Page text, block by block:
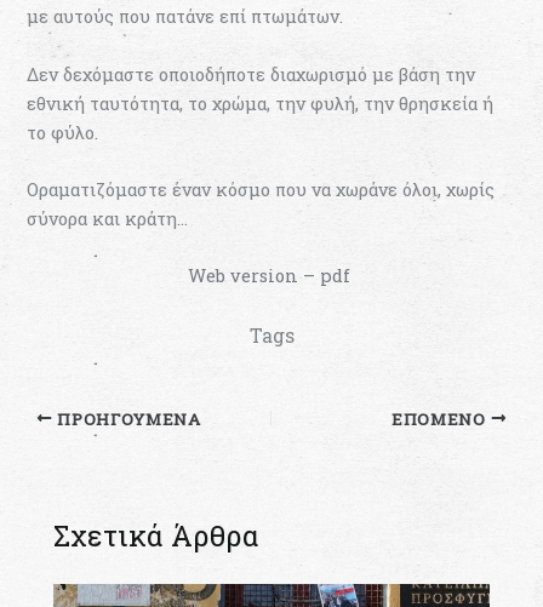
με αυτούς που πατάνε επί πτωμάτων.
Δεν δεχόμαστε οποιοδήποτε διαχωρισμό με βάση την
εθνική ταυτότητα, το χρώμα, την φυλή, την θρησκεία ή
το φύλο.
Οραματιζόμαστε έναν κόσμο που να χωράνε όλοι, χωρίς
σύνορα και κράτη…
Web version – pdf
Tags
ΠΡΟΗΓΟΎΜΕΝΑ ΕΠΌΜΕΝΟ
Σχετικά Άρθρα